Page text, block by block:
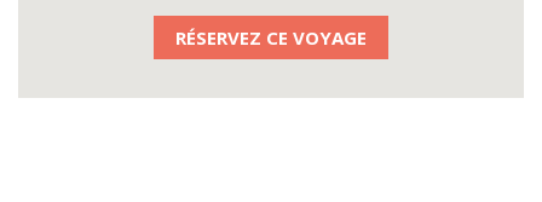
RÉSERVEZ CE VOYAGE